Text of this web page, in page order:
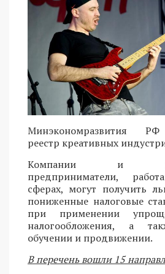
Минэкономразвития
реестр креативных
Компании и
предприниматели,
сферах, могут получить
пониженные налоговые
при применении
налогообложения, а
обучении и продвижении.
В перечень вошли 15